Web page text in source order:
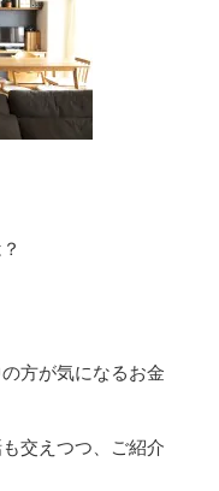
方が気になるお金
交えつつ、ご紹介